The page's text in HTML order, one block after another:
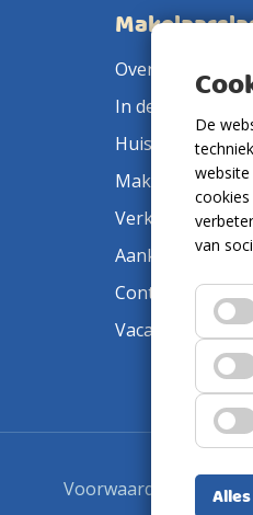
Over ons
In de pers
Huis verkopen
Makelaar in de
Contact
Vacatures
Voorwaarden
De
van